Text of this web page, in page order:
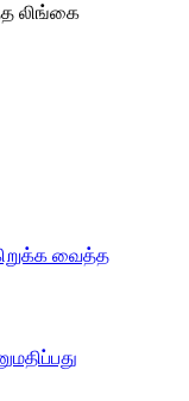
லிங்கை
வைத்த